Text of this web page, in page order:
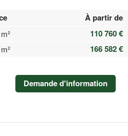
À partir de
110 760 €
166 582 €
Demande d'information